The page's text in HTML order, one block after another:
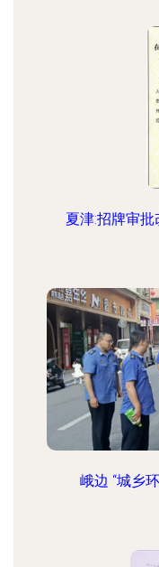
夏津:招牌审
峨边 “城乡